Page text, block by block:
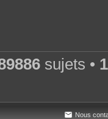
sujets •
Nous